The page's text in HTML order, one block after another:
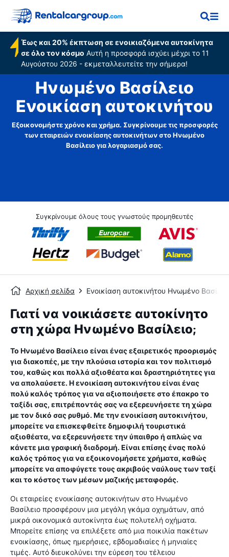
Έως και 20% έκπτωση σε ενοικιαζόμενα αυτοκίνητα
σε όλο τον κόσμο Αυτή η προσφορά ισχύει μέχρι το 11
Αυγούστου 2026 - εκμεταλλευτείτε την σήμερα!
Ηνωμένο Βασίλειο
Ενοικίαση αυτοκινήτου
Εξοικονομήστε χρόνο και χρήμα. Συγκρίνουμε τις προσφορές
των εταιρειών ενοικίασης αυτοκινήτων στο Ηνωμένο
Βασίλειο για λογαριασμό σας.
Συγκρίνουμε όλους τους γνωστούς προμηθευτές
Αρχική σελίδα Ενοικίαση αυτοκινήτου Ηνωμένο
Γιατί να νοικιάσετε αυτοκίνητο
στη χώρα Ηνωμένο Βασίλειο;
Το Ηνωμένο Βασίλειο είναι ένας εξαιρετικός προορισμός
για διακοπές, με την πλούσια ιστορία και τον πολιτισμό
του, καθώς και πολλά αξιοθέατα και δραστηριότητες για
να απολαύσετε. Η ενοικίαση αυτοκινήτου είναι ένας
πολύ καλός τρόπος για να αξιοποιήσετε στο έπακρο το
ταξίδι σας, επιτρέποντάς σας να εξερευνήσετε τη χώρα
με τον δικό σας ρυθμό. Με την ενοικίαση αυτοκινήτου,
μπορείτε να επισκεφθείτε δημοφιλή τουριστικά
αξιοθέατα, να εξερευνήσετε την ύπαιθρο ή απλώς να
κάνετε μια γραφική διαδρομή. Είναι επίσης ένας πολύ
καλός τρόπος για να εξοικονομήσετε χρήματα, καθώς
μπορείτε να αποφύγετε τους ακριβούς ναύλους των ταξί
και το κόστος των μέσων μαζικής μεταφοράς.
Οι εταιρείες ενοικίασης αυτοκινήτων στο Ηνωμένο
Βασίλειο προσφέρουν μια μεγάλη γκάμα οχημάτων, από
μικρά οικονομικά αυτοκίνητα έως πολυτελή οχήματα.
Μπορείτε επίσης να επιλέξετε από μια ποικιλία πακέτων
ενοικίασης, όπως ημερήσιες, εβδομαδιαίες ή μηνιαίες
τιμές. Αυτό διευκολύνει την εύρεση του τέλειου